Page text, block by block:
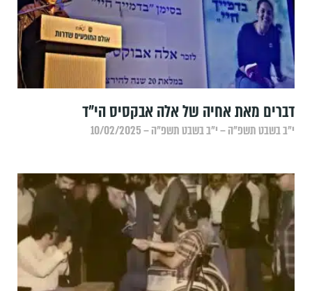
דברים מאת אחיה של אלה אבקסיס הי"ד
י״ב בשבט תשפ״ה – י״ב בשבט תשפ״ה – 10/02/2025